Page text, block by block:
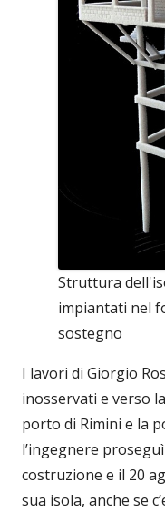
Struttura
impiantati nel
sostegno
I lavori di Giorgio
inosservati e verso
porto di Rimini e la
l’ingegnere
costruzione e il 20
sua isola, anche se